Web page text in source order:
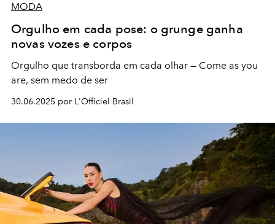
MODA
Orgulho em cada pose: o grunge ganha
novas vozes e corpos
Orgulho que transborda em cada olhar — Come as you
are, sem medo de ser
30.06.2025 por L'Officiel Brasil